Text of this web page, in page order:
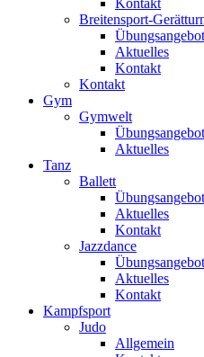
Breitensport-
Übungsangebot
Aktuelles
Kontakt
Kontakt
Gym
Gymwelt
Übungsangebot
Aktuelles
Tanz
Ballett
Übungsangebot
Aktuelles
Kontakt
Jazzdance
Übungsangebot
Aktuelles
Kontakt
Kampfsport
Judo
Allgemein